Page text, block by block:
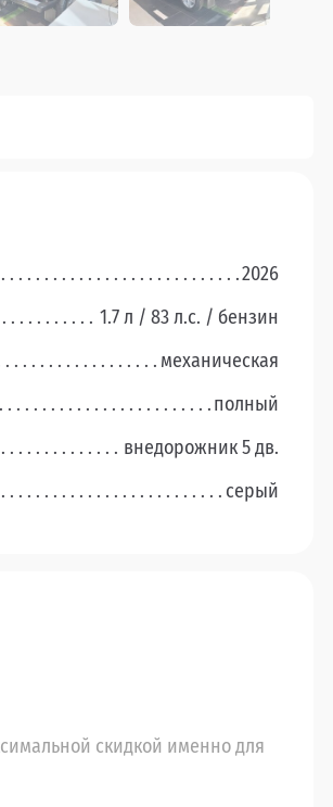
2026
1.7 л / 83 л.c. / бензин
механическая
полный
внедорожник 5 дв.
серый
скидкой именно для